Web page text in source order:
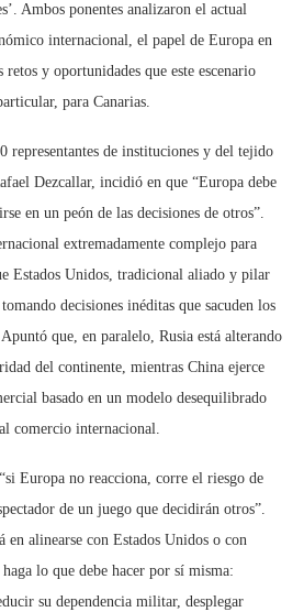
Ambos ponentes analizaron el actual
internacional, el papel de Europa en
y oportunidades que este escenario
para Canarias.
representantes de instituciones y del tejido
Dezcallar, incidió en que “Europa debe
en un peón de las decisiones de otros”.
extremadamente complejo para
Estados Unidos, tradicional aliado y pilar
decisiones inéditas que sacuden los
que, en paralelo, Rusia está alterando
del continente, mientras China ejerce
basado en un modelo desequilibrado
comercio internacional.
Europa no reacciona, corre el riesgo de
de un juego que decidirán otros”.
alinearse con Estados Unidos o con
lo que debe hacer por sí misma:
su dependencia militar, desplegar